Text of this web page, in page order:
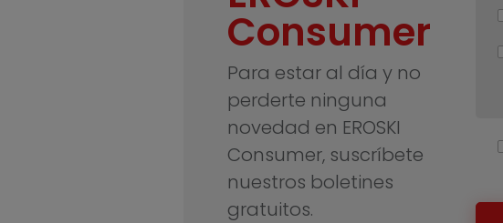
Consumer
Para estar al día y no
perderte ninguna
novedad en EROSKI
Consumer, suscríbete
nuestros boletines
gratuitos.